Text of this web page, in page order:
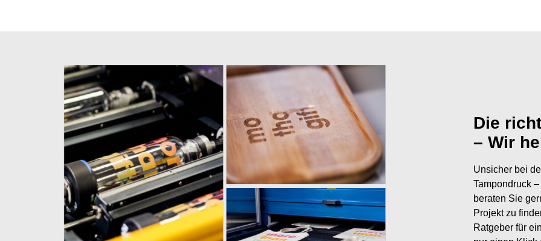
Die
– Wir
Unsicher bei
Tampondruck
beraten Sie
Projekt zu
Ratgeber für